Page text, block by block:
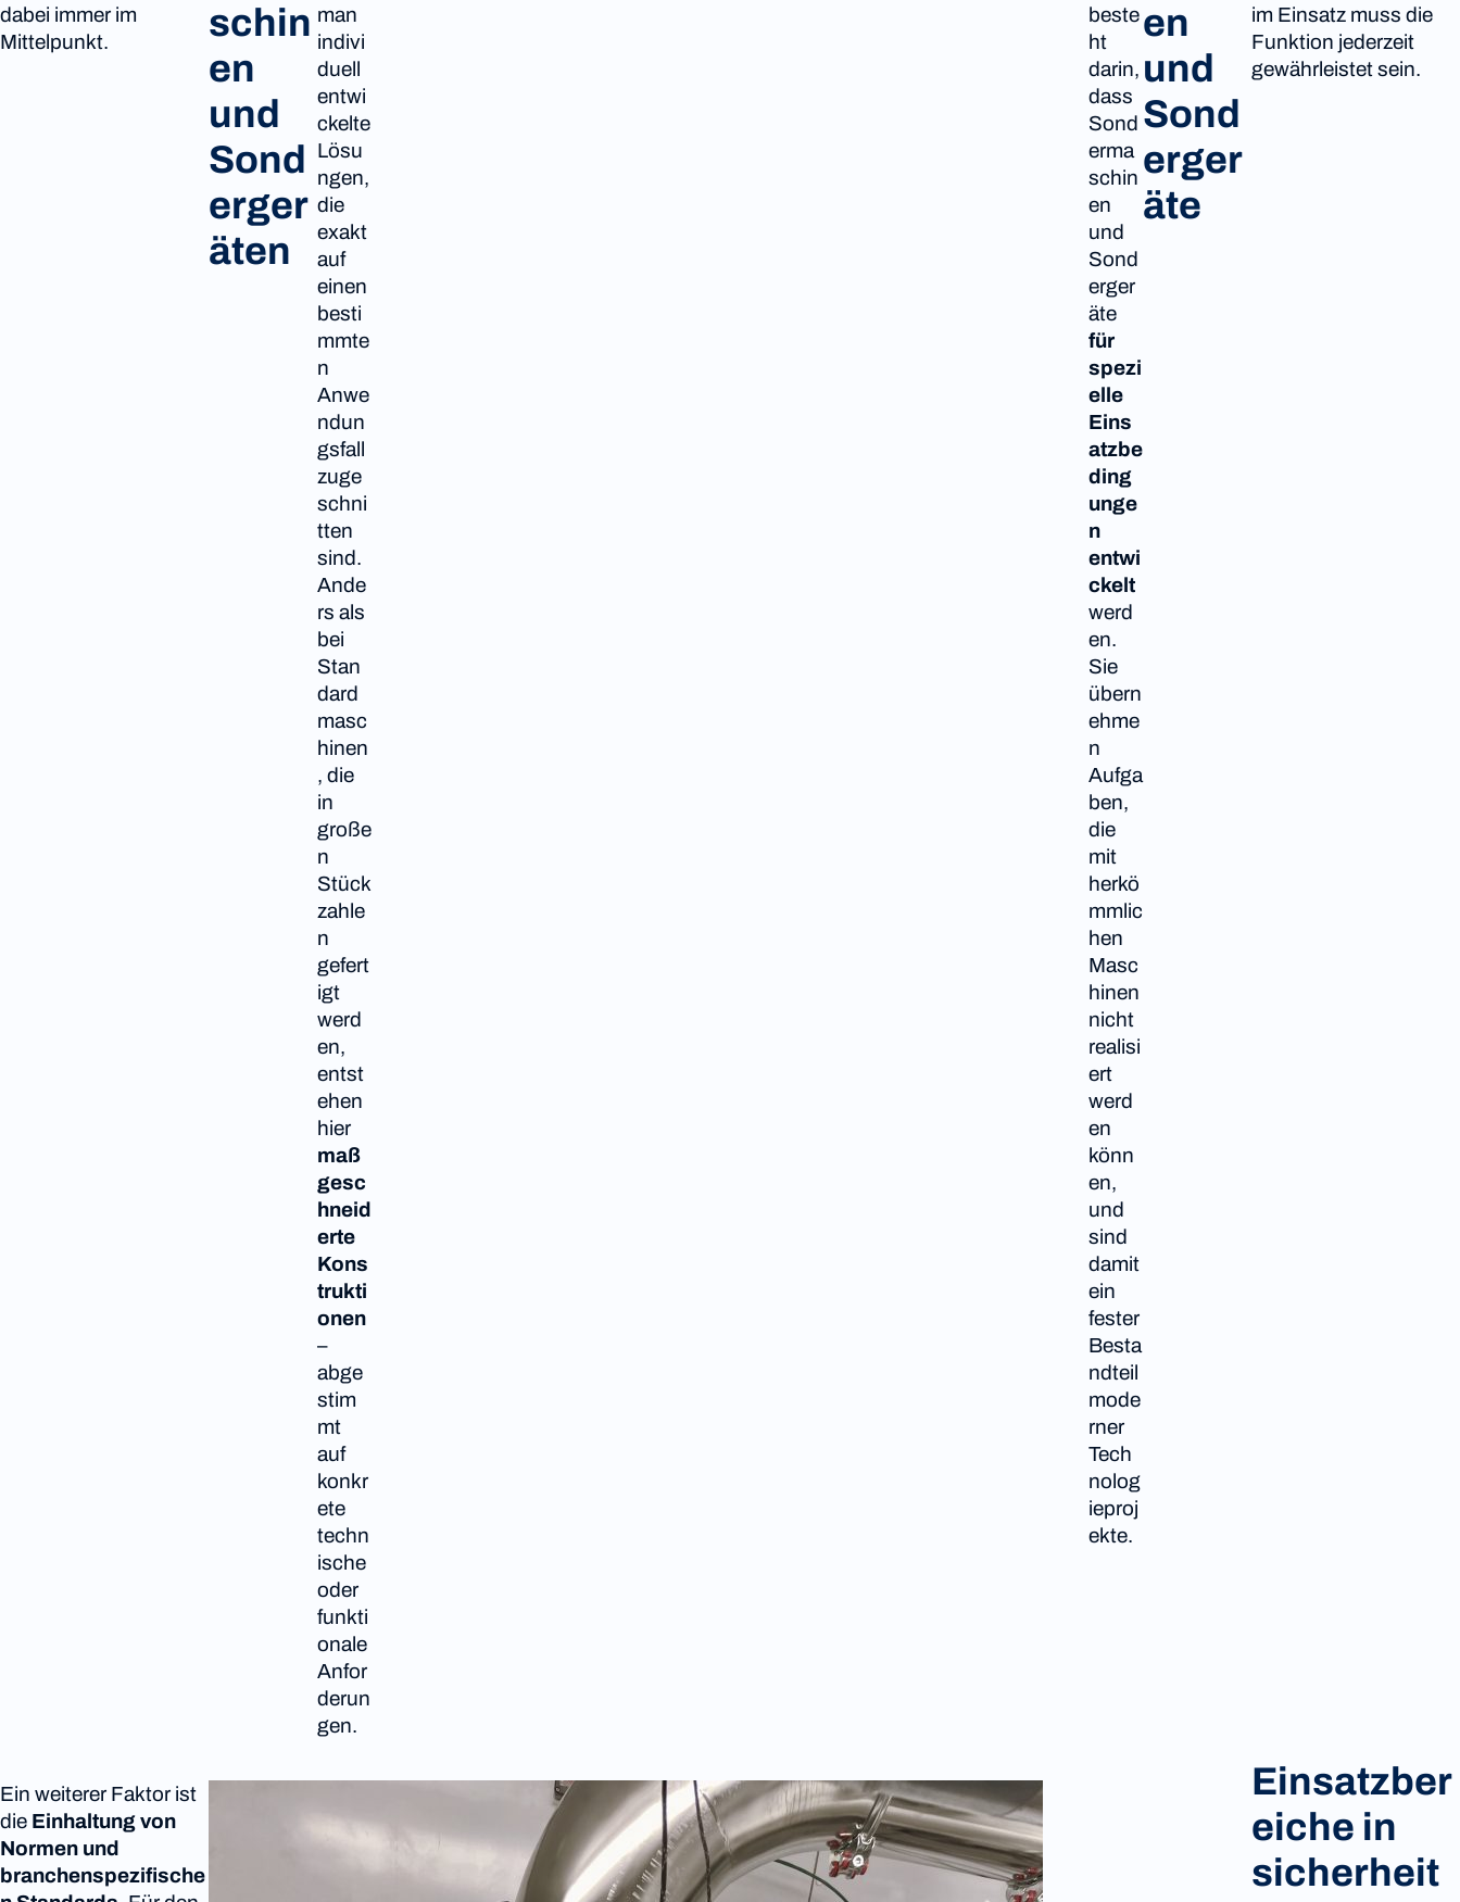
dabei immer im
Mittelpunkt.
schin
en
und
Sond
erger
äten
man
indivi
duell
entwi
ckelte
Lösu
ngen,
die
exakt
auf
einen
besti
mmte
n
Anwe
ndun
gsfall
zuge
schni
tten
sind.
Ande
rs als
bei
Stan
dard
masc
hinen
, die
in
große
n
Stück
zahle
n
gefert
igt
werd
en,
entst
ehen
hier
maß
gesc
hneid
erte
Kons
trukti
onen
–
abge
stim
mt
auf
konkr
ete
techn
ische
oder
funkti
onale
Anfor
derun
gen.
beste
ht
darin,
dass
Sond
erma
schin
en
und
Sond
erger
äte
für
spezi
elle
Eins
atzbe
ding
unge
n
entwi
ckelt
werd
en.
Sie
übern
ehme
n
Aufga
ben,
die
mit
herkö
mmlic
hen
Masc
hinen
nicht
realisi
ert
werd
en
könn
en,
und
sind
damit
ein
fester
Besta
ndteil
mode
rner
Tech
nolog
ieproj
ekte.
en
und
Sond
erger
äte
im Einsatz muss die
Funktion jederzeit
gewährleistet sein.
Ein weiterer Faktor ist
die Einhaltung von
Normen und
branchenspezifische
Einsatzber
eiche in
sicherheit